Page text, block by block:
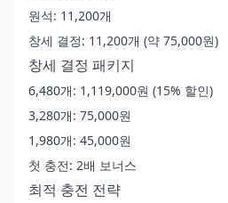
원석: 11,200개
창세 결정: 11,200개 (약 75,000원)
창세 결정 패키지
6,480개: 1,119,000원 (15% 할인)
3,280개: 75,000원
1,980개: 45,000원
첫 충전: 2배 보너스
최적 충전 전략